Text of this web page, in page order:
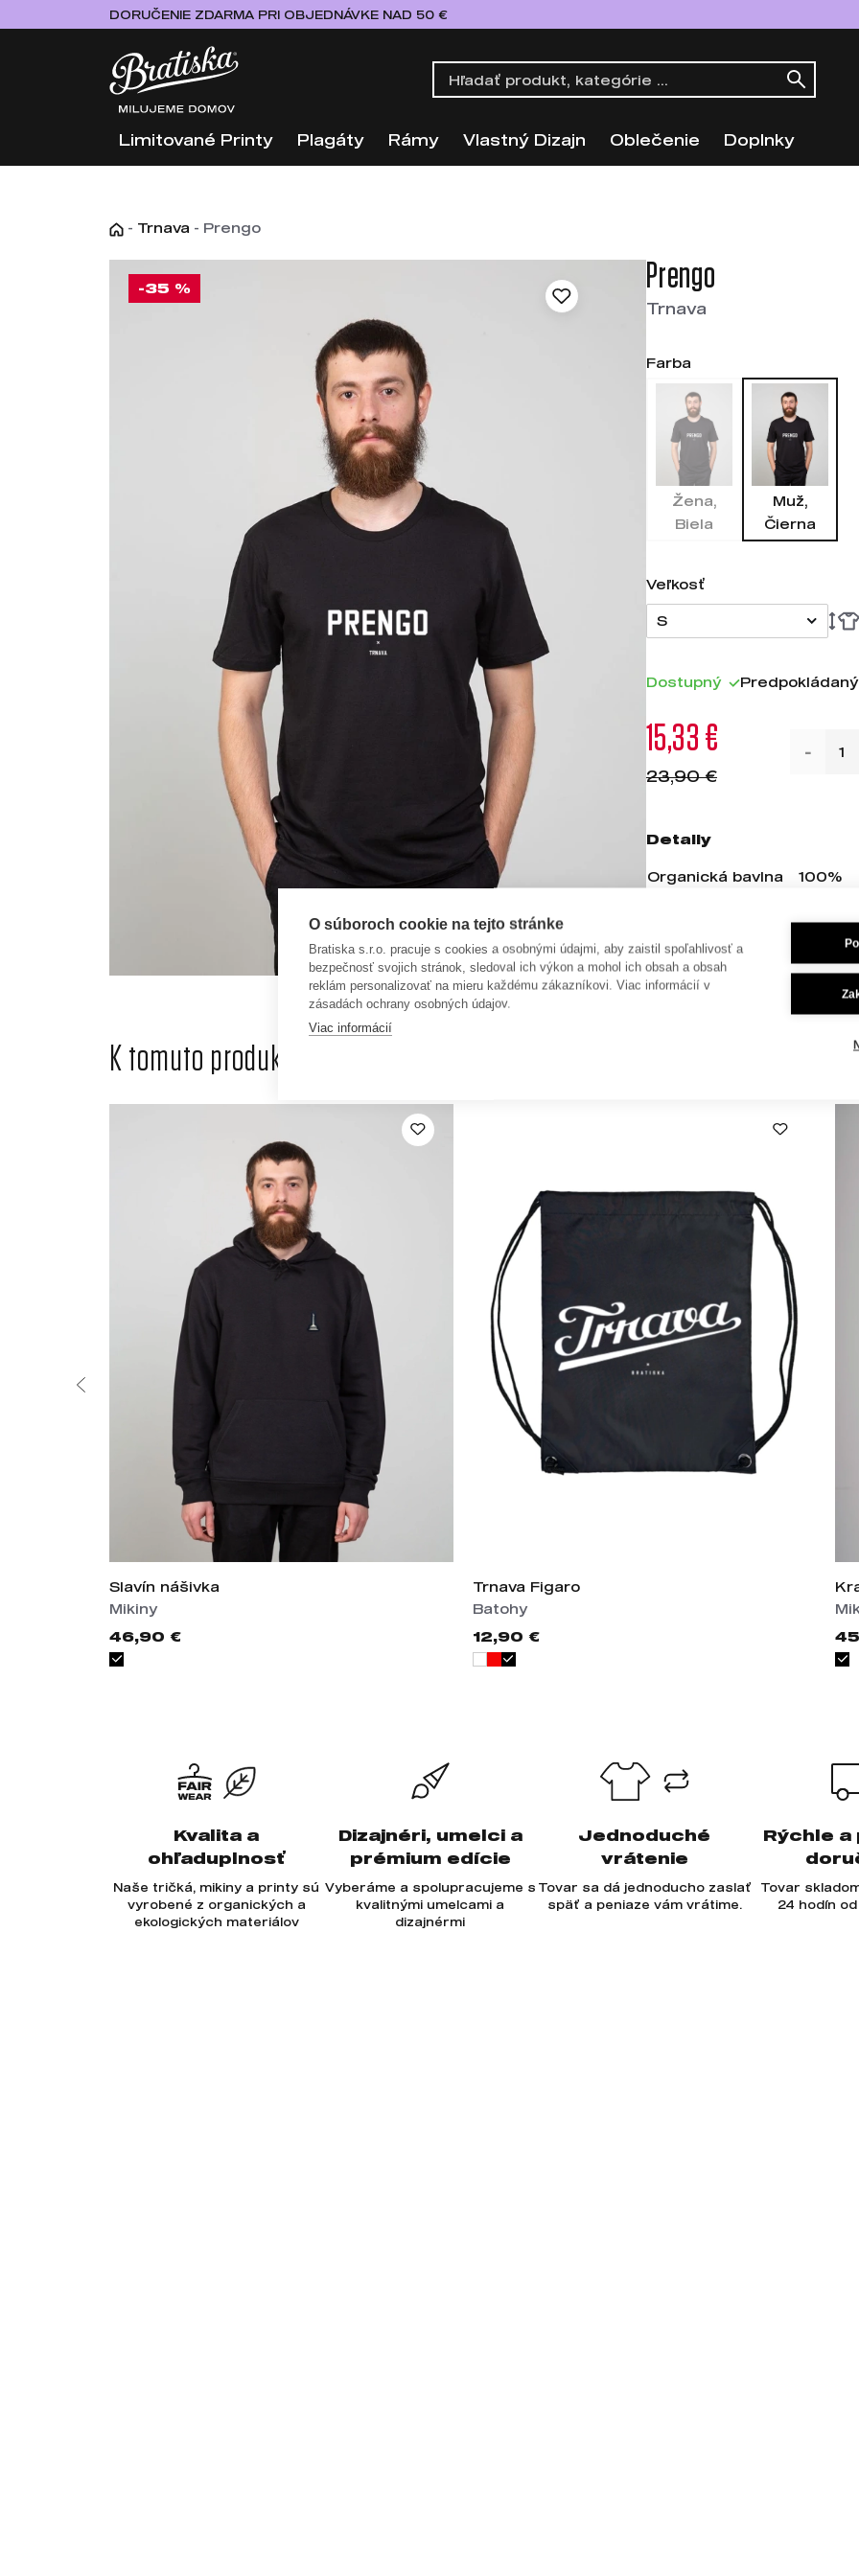
DORUČENIE ZDARMA PRI OBJEDNÁVKE NAD 50 €
Limitované Printy Plagáty Rámy Vlastný Dizajn Oblečenie Doplnky
- Trnava - Prengo
-35 % Prengo
Trnava
Farba
Žena,
Biela
Muž,
Čierna
Veľkosť
S
Dostupný
15,33 €
23,90 €
Detaily
Organická bavlna
100%
K tomuto produktu odporúčame dokúpiť aj
Slavín nášivka
Mikiny
46,90 €
Trnava Figaro
Batohy
12,90 €
Kvalita a
ohľaduplnosť
Naše tričká, mikiny a printy sú
vyrobené z organických a
ekologických materiálov
Dizajnéri, umelci a
prémium edície
Vyberáme a spolupracujeme s
kvalitnými umelcami a
dizajnérmi
Jednoduché
vrátenie
Tovar sa dá jednoducho zaslať
späť a peniaze vám vrátime.
Rýchle a
Tovar
24 hodín
O súboroch cookie na tejto stránke
Bratiska s.r.o. pracuje s cookies a osobnými údajmi, aby zaistil spoľahlivosť a
bezpečnosť svojich stránok, sledoval ich výkon a mohol ich obsah a obsah
reklám personalizovať na mieru každému zákazníkovi. Viac informácií v
zásadách ochrany osobných údajov.
Viac informácií